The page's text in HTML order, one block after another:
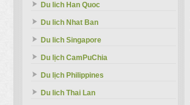
Du lich Han Quoc
Du lich Nhat Ban
Du lich Singapore
Du lịch CamPuChia
Du lịch Philippines
Du lich Thai Lan